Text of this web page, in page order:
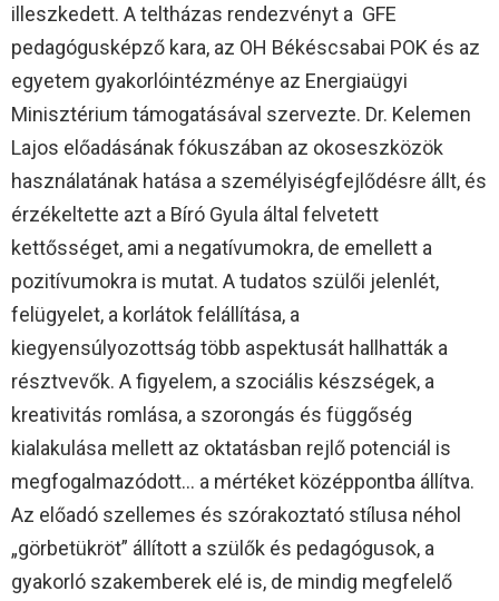
illeszkedett. A teltházas rendezvényt a GFE
pedagógusképző kara, az OH Békéscsabai POK és az
egyetem gyakorlóintézménye az Energiaügyi
Minisztérium támogatásával szervezte. Dr. Kelemen
Lajos előadásának fókuszában az okoseszközök
használatának hatása a személyiségfejlődésre állt, és
érzékeltette azt a Bíró Gyula által felvetett
kettősséget, ami a negatívumokra, de emellett a
pozitívumokra is mutat. A tudatos szülői jelenlét,
felügyelet, a korlátok felállítása, a
kiegyensúlyozottság több aspektusát hallhatták a
résztvevők. A figyelem, a szociális készségek, a
kreativitás romlása, a szorongás és függőség
kialakulása mellett az oktatásban rejlő potenciál is
megfogalmazódott… a mértéket középpontba állítva.
Az előadó szellemes és szórakoztató stílusa néhol
„görbetükröt” állított a szülők és pedagógusok, a
gyakorló szakemberek elé is, de mindig megfelelő